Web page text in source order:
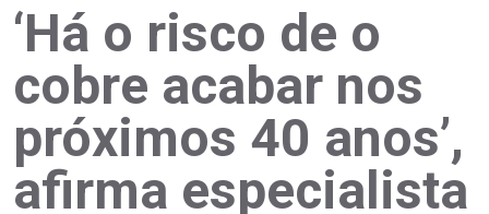
‘Há o risco de o
cobre acabar nos
próximos 40 anos’,
afirma especialista